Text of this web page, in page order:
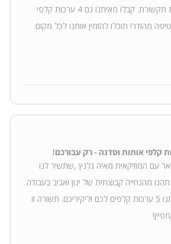
כסמלים רוחניים וכשפת תקשורת. קבלו מאיתנו גם 4 ערכות קלפי
מהודר! תוכלו להזמין אותנו לכל מקום
באר שבע :)
עם המוזיקאית מאיה גלנץ ,שתשיר לנו
תהנו מהנחייה קבוצתית של ינון ואביב בעבודה
עם הקלפים וקבלו מאיתנו 5 ערכות קלפים לכם וליקיריכם. תשורה זו